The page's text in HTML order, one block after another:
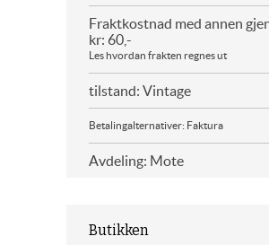
Fraktkostnad med annen
kr: 60,-
Les hvordan frakten regnes ut
tilstand: Vintage
Betalingalternativer: Faktura
Avdeling: Mote
Butikken